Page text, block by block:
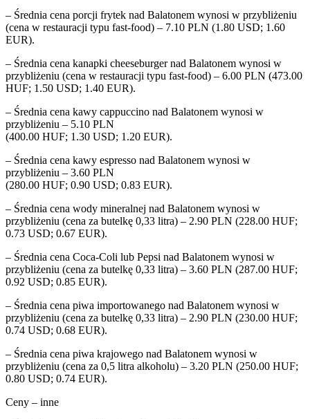
– Średnia cena porcji frytek nad Balatonem wynosi w przybliżeniu
(cena w restauracji typu fast-food) – 7.10 PLN (1.80 USD; 1.60
EUR).
– Średnia cena kanapki cheeseburger nad Balatonem wynosi w
przybliżeniu (cena w restauracji typu fast-food) – 6.00 PLN (473.00
HUF; 1.50 USD; 1.40 EUR).
– Średnia cena kawy cappuccino nad Balatonem wynosi w
przybliżeniu – 5.10 PLN
(400.00 HUF; 1.30 USD; 1.20 EUR).
– Średnia cena kawy espresso nad Balatonem wynosi w
przybliżeniu – 3.60 PLN
(280.00 HUF; 0.90 USD; 0.83 EUR).
– Średnia cena wody mineralnej nad Balatonem wynosi w
przybliżeniu (cena za butelkę 0,33 litra) – 2.90 PLN (228.00 HUF;
0.73 USD; 0.67 EUR).
– Średnia cena Coca-Coli lub Pepsi nad Balatonem wynosi w
przybliżeniu (cena za butelkę 0,33 litra) – 3.60 PLN (287.00 HUF;
0.92 USD; 0.85 EUR).
– Średnia cena piwa importowanego nad Balatonem wynosi w
przybliżeniu (cena za butelkę 0,33 litra) – 2.90 PLN (230.00 HUF;
0.74 USD; 0.68 EUR).
– Średnia cena piwa krajowego nad Balatonem wynosi w
przybliżeniu (cena za 0,5 litra alkoholu) – 3.20 PLN (250.00 HUF;
0.80 USD; 0.74 EUR).
Ceny – inne